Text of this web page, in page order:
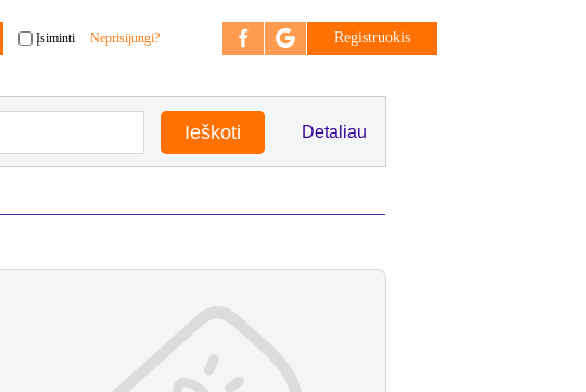
Įsiminti Neprisijungi? Registruokis
Detaliau